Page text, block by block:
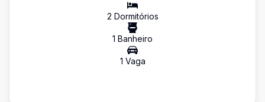
2 Dormitórios
1 Banheiro
1 Vaga